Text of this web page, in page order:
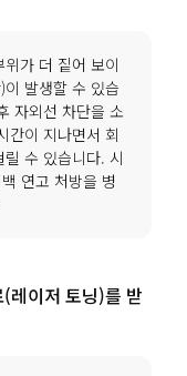
가 더 짙어 보이
발생할 수 있습
자외선 차단을 소
간이 지나면서 회
수 있습니다. 시
연고 처방을 병
레이저 토닝)를 받